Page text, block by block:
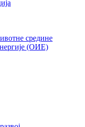
средине
(ОИЕ)